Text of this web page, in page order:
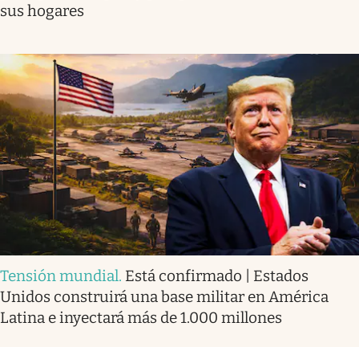
sus hogares
Tensión mundial. Está confirmado | Estados
Unidos construirá una base militar en América
Latina e inyectará más de 1.000 millones